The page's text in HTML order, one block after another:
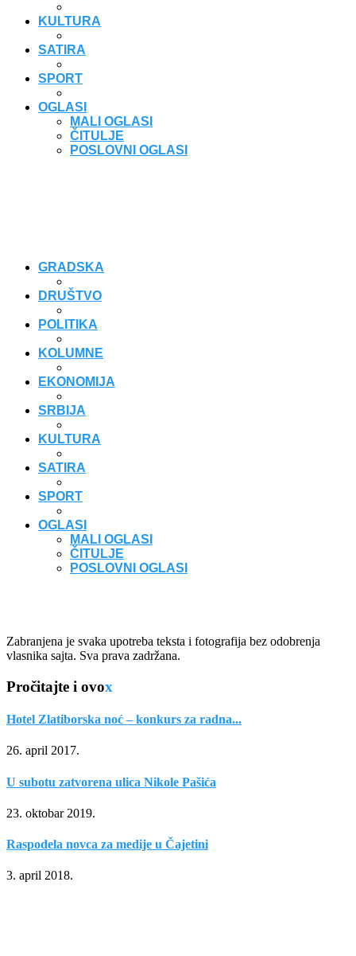
KULTURA
SATIRA
SPORT
OGLASI
MALI OGLASI
ČITULJE
POSLOVNI OGLASI
GRADSKA
DRUŠTVO
POLITIKA
KOLUMNE
EKONOMIJA
SRBIJA
KULTURA
SATIRA
SPORT
OGLASI
MALI OGLASI
ČITULJE
POSLOVNI OGLASI
Zabranjena je svaka upotreba teksta i fotografija bez odobrenja
vlasnika sajta. Sva prava zadržana.
Pročitajte i ovox
Hotel Zlatiborska noć – konkurs za radna...
26. april 2017.
U subotu zatvorena ulica Nikole Pašića
23. oktobar 2019.
Raspodela novca za medije u Čajetini
3. april 2018.